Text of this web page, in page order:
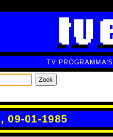
TV PROGRAMMA'S
Zoek
09-01-1985